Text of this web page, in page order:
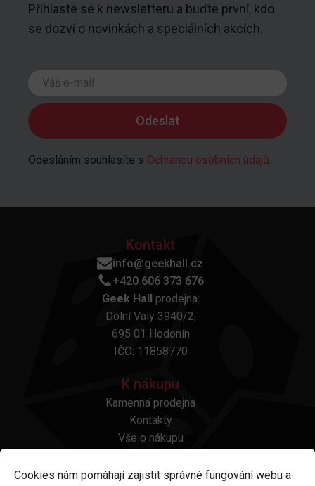
Přihlaste se k newsletteru a buďte první, kdo
se dozví o novinkách a speciálních akcích.
Odesláním souhlasíte s Ochranou osobních údajů.
Kontakt
info@geekhall.cz
+420 606 373 676
Geek Hall prodejna:
Dolní Valy 3940/2,
695 01 Hodonín
IČO: 11858770
K nákupu
Kamenná prodejna
Kontakty
Vše o nákupu
Platba a doprava
Cookies nám pomáhají zajistit správné fungování webu a